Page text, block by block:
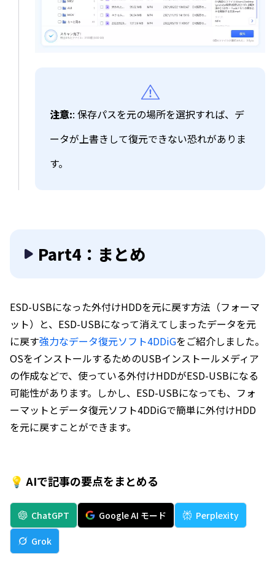
注意:: 保存パスを元の場所を選択すれば、デ
ータが上書きして復元できない恐れがありま
す。
Part4：まとめ
ESD-USBになった外付けHDDを元に戻す方法（フォーマ
ット）と、ESD-USBになって消えてしまったデータを元
に戻す強力なデータ復元ソフト4DDiGをご紹介しました。
OSをインストールするためのUSBインストールメディア
の作成などで、使っている外付けHDDがESD-USBになる
可能性があります。しかし、ESD-USBになっても、フォ
ーマットとデータ復元ソフト4DDiGで簡単に外付けHDD
を元に戻すことができます。
💡 AIで記事の要点をまとめる
ChatGPT Google AI モード Perplexity
Grok